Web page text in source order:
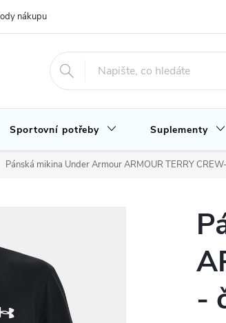
nákupu u nás
Sportovní potřeby Suplementy
Pánská mikina Under Armour ARMOUR TERRY
-